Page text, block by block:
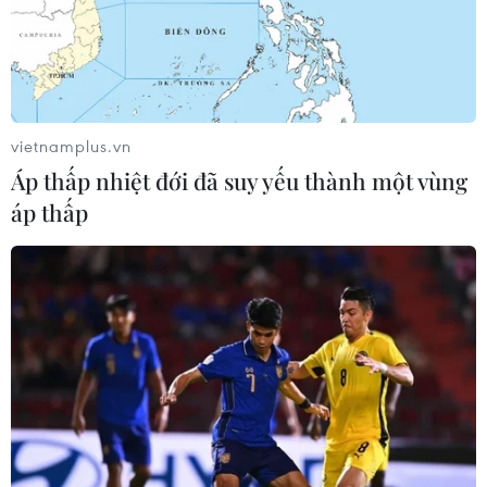
tâm
06/08/2026 23:55
quả
06/08/2026 22:51
Nam-Malaysia: Gắn kết
chính trị, hợp tác thực tiễn
06/08/2026 22:47
Việt Nam hỗ trợ Lào xây
dựng nền kinh tế độc lập,
tự chủ
06/08/2026 15:32
vietnamplus.vn
Áp thấp nhiệt đới đã suy yếu thành một vùng
áp thấp